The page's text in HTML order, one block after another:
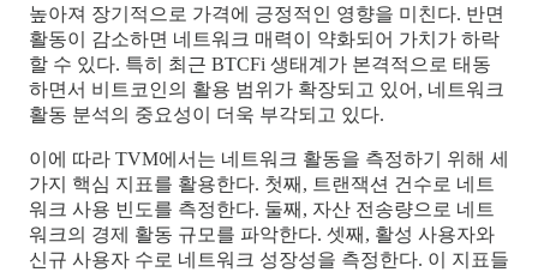
높아져 장기적으로 가격에 긍정적인 영향을 미친다. 반면
활동이 감소하면 네트워크 매력이 약화되어 가치가 하락
할 수 있다. 특히 최근 BTCFi 생태계가 본격적으로 태동
하면서 비트코인의 활용 범위가 확장되고 있어, 네트워크
활동 분석의 중요성이 더욱 부각되고 있다.
이에 따라 TVM에서는 네트워크 활동을 측정하기 위해 세
가지 핵심 지표를 활용한다. 첫째, 트랜잭션 건수로 네트
워크 사용 빈도를 측정한다. 둘째, 자산 전송량으로 네트
워크의 경제 활동 규모를 파악한다. 셋째, 활성 사용자와
신규 사용자 수로 네트워크 성장성을 측정한다. 이 지표들